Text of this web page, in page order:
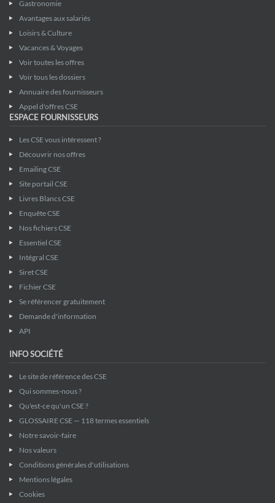
Gastronomie
Avantages aux salariés
Loisirs & Culture
Vacances & Voyages
Voir toutes les offres
Voir tous les dossiers
Annuaire des fournisseurs
Appel d'offres CSE
ESPACE FOURNISSEURS
Les CSE vous intéressent ?
Découvrir nos offres
Emailing CSE
Site portail CSE
Livres Blancs CSE
Enquête CSE
Nos fichiers CSE
Essentiel CSE
Intégral CSE
Siret CSE
Fichier CSE
Se référencer gratuitement
Demande d'information
API
INFO SOCIÉTÉ
Le site de référence des CSE
Qui sommes-nous ?
Qu'est-ce qu'un CSE ?
GLOSSAIRE CSE — 118 termes essentiels
Notre savoir-faire
Nos valeurs
Conditions générales d'utilisations
Mentions légales
Cookies